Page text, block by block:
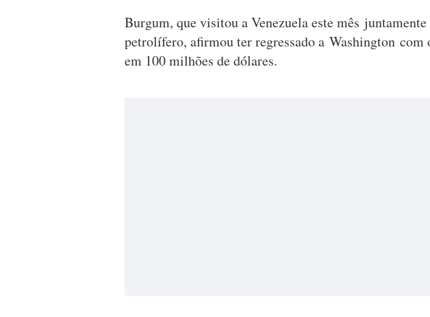
Burgum, que visitou a Venezuela este mês
petrolífero, afirmou ter regressado a Washington
em 100 milhões de dólares.